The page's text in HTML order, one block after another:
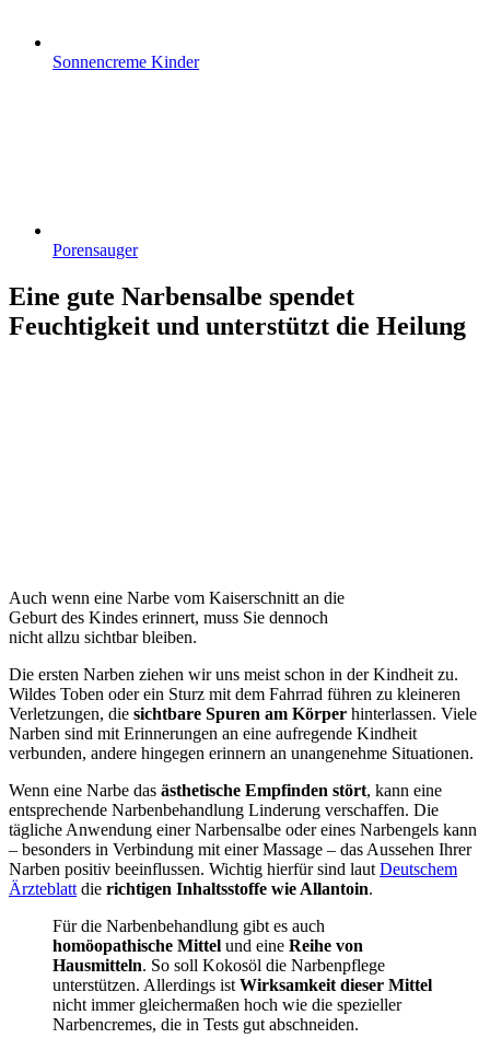
Sonnencreme Kinder
Porensauger
Eine gute Narbensalbe spendet
Feuchtigkeit und unterstützt die Heilung
Auch wenn eine Narbe vom Kaiserschnitt an die
Geburt des Kindes erinnert, muss Sie dennoch
nicht allzu sichtbar bleiben.
Die ersten Narben ziehen wir uns meist schon in der Kindheit zu.
Wildes Toben oder ein Sturz mit dem Fahrrad führen zu kleineren
Verletzungen, die sichtbare Spuren am Körper hinterlassen. Viele
Narben sind mit Erinnerungen an eine aufregende Kindheit
verbunden, andere hingegen erinnern an unangenehme Situationen.
Wenn eine Narbe das ästhetische Empfinden stört, kann eine
entsprechende Narbenbehandlung Linderung verschaffen. Die
tägliche Anwendung einer Narbensalbe oder eines Narbengels kann
– besonders in Verbindung mit einer Massage – das Aussehen Ihrer
Narben positiv beeinflussen. Wichtig hierfür sind laut Deutschem
Ärzteblatt die richtigen Inhaltsstoffe wie Allantoin.
Für die Narbenbehandlung gibt es auch
homöopathische Mittel und eine Reihe von
Hausmitteln. So soll Kokosöl die Narbenpflege
unterstützen. Allerdings ist Wirksamkeit dieser Mittel
nicht immer gleichermaßen hoch wie die spezieller
Narbencremes, die in Tests gut abschneiden.